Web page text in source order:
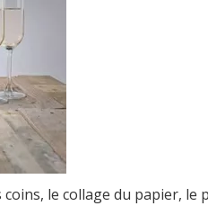
coins, le collage du papier,